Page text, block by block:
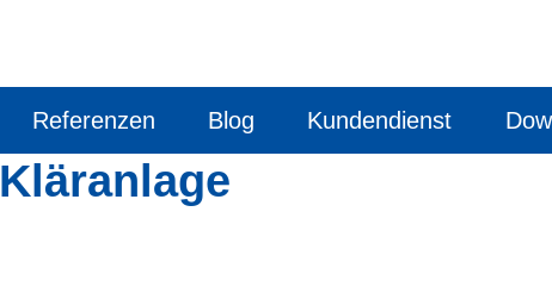
Referenzen Blog Kundendienst
Kläranlage